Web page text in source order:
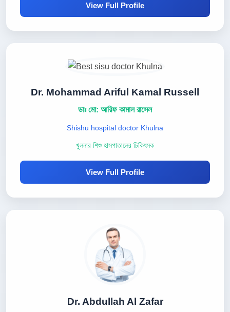
View Full Profile
Dr. Mohammad Ariful Kamal Russell
ডাঃ মো: আরিফ কামাল রাসেল
Shishu hospital doctor Khulna
খুলনার শিশু হাসপাতালের চিকিৎসক
View Full Profile
Dr. Abdullah Al Zafar